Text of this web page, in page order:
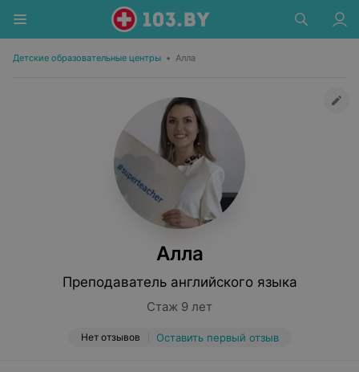
Детские образовательные центры • Алла
Алла
Преподаватель английского языка
Стаж 9 лет
Нет отзывов Оставить первый отзыв